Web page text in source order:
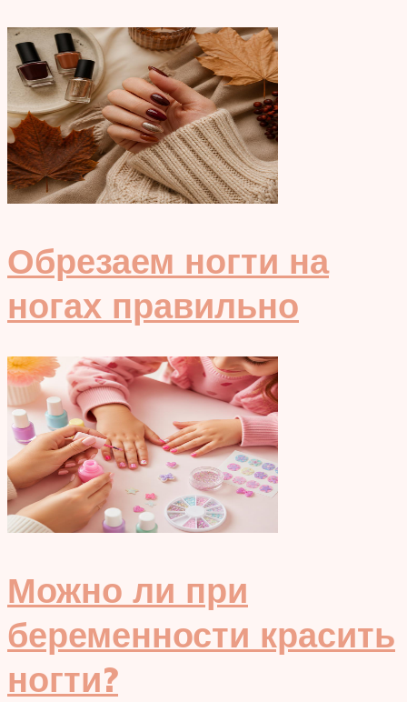
Обрезаем ногти на
ногах правильно
Можно ли при
беременности красить
ногти?